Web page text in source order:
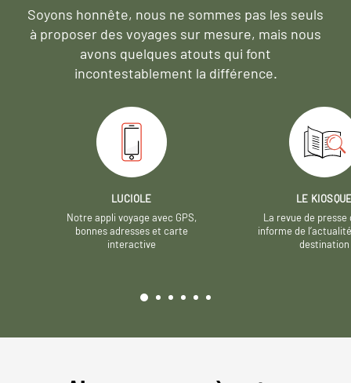
Soyons honnête, nous ne sommes pas les seuls
à proposer des voyages sur mesure, mais nous
avons quelques atouts qui font
incontestablement la différence.
LUCIOLE
Notre appli voyage avec GPS,
bonnes adresses et carte
interactive
LE
La revue de presse
informe de
destination